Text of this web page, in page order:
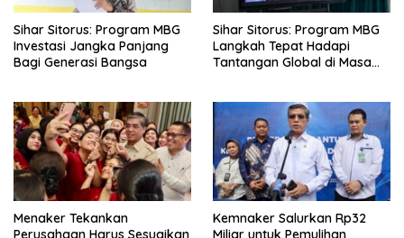
Sihar Sitorus: Program MBG
Investasi Jangka Panjang
Bagi Generasi Bangsa
Sihar Sitorus: Program MBG
Langkah Tepat Hadapi
Tantangan Global di Masa
Menaker Tekankan
Perusahaan Harus Sesuaikan
Kemnaker Salurkan Rp32
Miliar untuk Pemulihan